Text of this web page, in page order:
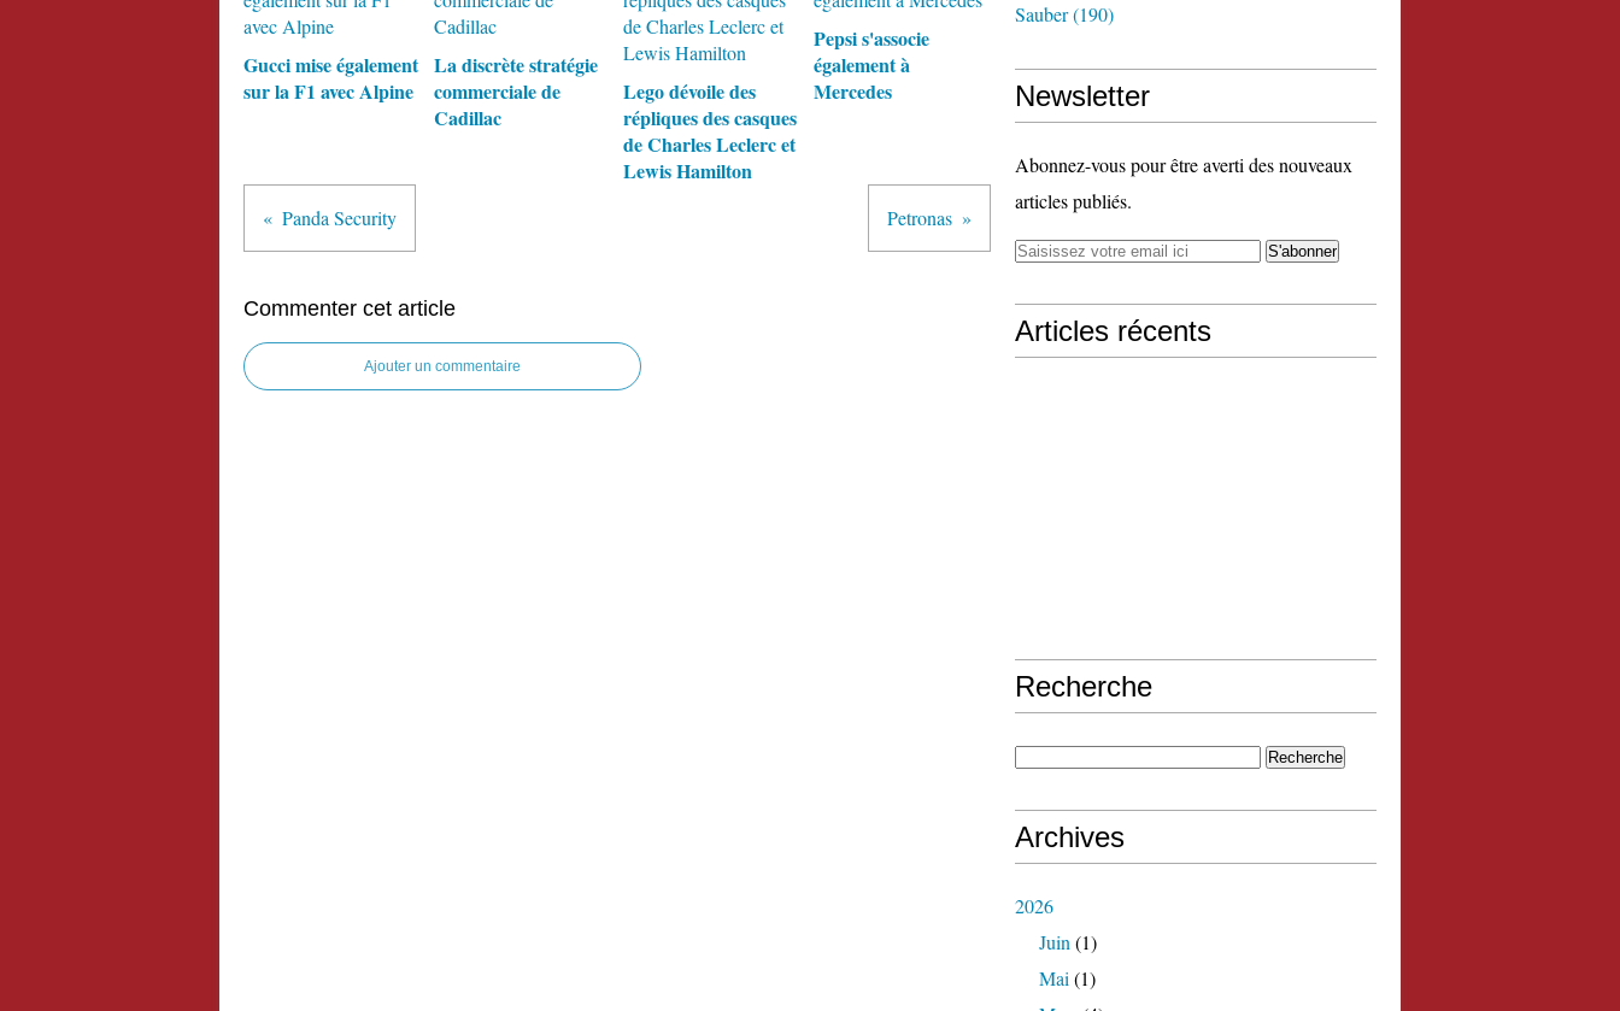
Gucci mise également
sur la F1 avec Alpine
La discrète stratégie
commerciale de
Cadillac
Lego dévoile des
répliques des casques
de Charles Leclerc et
Lewis Hamilton
Pepsi s'associe
également à
Mercedes
Panda Security Petronas
Commenter cet article
Ajouter un commentaire
Sauber(190)
Newsletter
Abonnez-vous pour être averti des nouveaux
articles publiés.
Articles récents
Recherche
Archives
2026
Juin (1)
Mai (1)